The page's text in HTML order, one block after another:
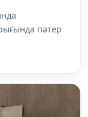
пәтер